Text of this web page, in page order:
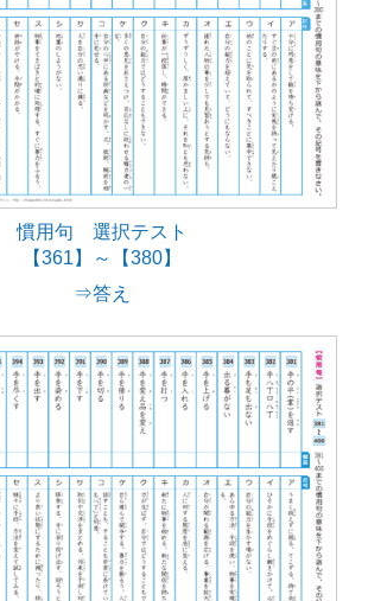
慣用句 選択テスト
【361】～【380】
⇒答え